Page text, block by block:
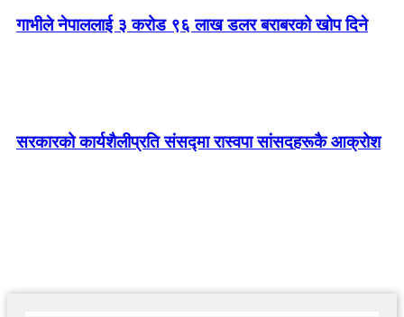
गाभीले नेपाललाई ३ करोड ९६ लाख डलर बराबरको खोप दिने
सरकारको कार्यशैलीप्रति संसद्‍मा रास्वपा सांसदहरूकै आक्रोश